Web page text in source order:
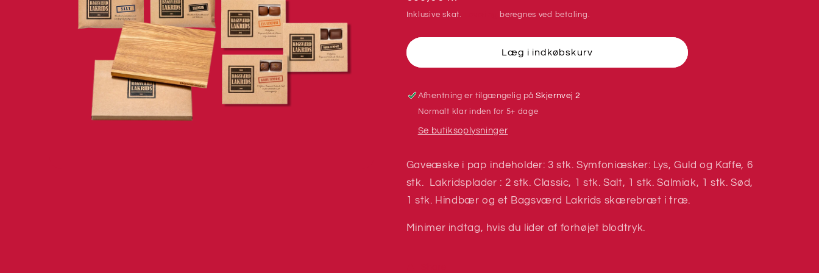
Gavebox
-
Gavebox
-
Bagsværd
Inklusive skat. beregnes ved betaling.
Læg i indkøbskurv
Afhentning er tilgængelig på Skjernvej 2
Normalt klar inden for 5+ dage
Se butiksoplysninger
Gaveæske i pap indeholder: 3 stk. Symfoniæsker: Lys, Guld og Kaffe, 6
stk. Lakridsplader : 2 stk. Classic, 1 stk. Salt, 1 stk. Salmiak, 1 stk. Sød,
1 stk. Hindbær og et Bagsværd Lakrids skærebræt i træ.
Minimer indtag, hvis du lider af forhøjet blodtryk.